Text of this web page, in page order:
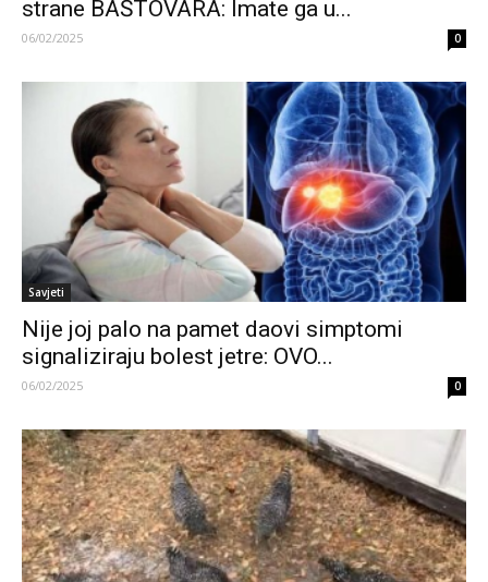
strane BAŠTOVARA: Imate ga u...
06/02/2025 0
Savjeti
Nije joj palo na pamet daovi simptomi
signaliziraju bolest jetre: OVO...
06/02/2025 0